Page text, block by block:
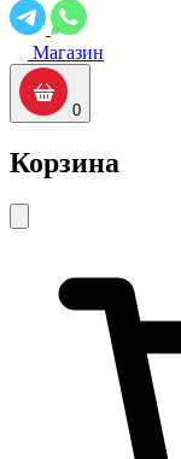
Магазин
0
Корзина